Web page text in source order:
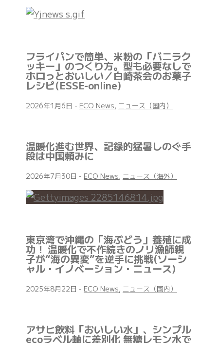
フライパンで簡単、米粉の「バニラク
ッキー」のつくり方。型も必要なしで
ホロっとおいしい／白崎茶会のお菓子
レシピ(ESSE-online)
2026年1月6日 - ECO News, ニュース（国内）
温暖化進む世界、記録的猛暑しのぐ手
段は中国頼みに
2026年7月30日 - ECO News, ニュース（海外）
東京湾で沖縄の「海ぶどう」養殖に成
功！ 温暖化で不作続きのノリ漁師親
子が“海の異変”を逆手に挑戦(ソーシ
ャル・イノベーション・ニュース)
2025年8月22日 - ECO News, ニュース（国内）
アサヒ飲料「おいしい水」、シンプル
ecoラベル軸に差別化 無糖レモン水で